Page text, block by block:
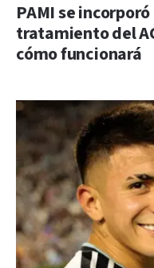
PAMI se
tratamiento del
cómo funcionará